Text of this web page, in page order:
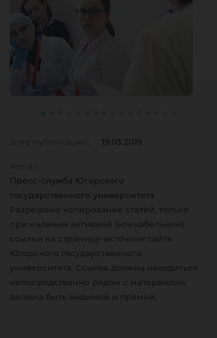
19.03.2019
Пресс-служба Югорского
государственного университета
Разрешено копирование статей, только
при наличии активной (кликабельной)
ссылки на страницу-источник сайта
Югорского государственного
университета. Ссылка должна находиться
непосредственно рядом с материалом,
должна быть видимой и прямой.